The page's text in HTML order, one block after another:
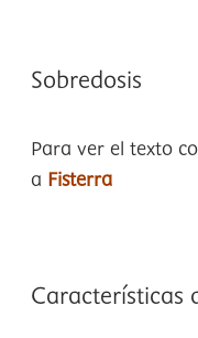
Sobredosis
Para ver el texto
a Fisterra
Características